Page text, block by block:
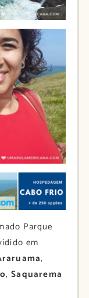
Parque
em
,
,Saquarema